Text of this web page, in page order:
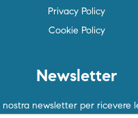
Privacy Policy
Cookie Policy
Newsletter
nostra newsletter per ricevere